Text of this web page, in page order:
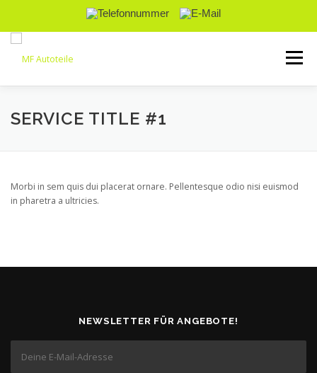
Menü
ÜBER UNS DIENSTLEISTUNGEN
SERVICE TITLE #1
Morbi in sem quis dui placerat ornare. Pellentesque odio nisi euismod
in pharetra a ultricies.
NEWSLETTER FÜR ANGEBOTE!